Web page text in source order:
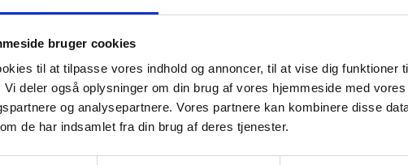
bruger cookies
til at tilpasse vores indhold og annoncer, til at vise dig funktioner
deler også oplysninger om din brug af vores hjemmeside med
og analysepartnere. Vores partnere kan kombinere disse
de har indsamlet fra din brug af deres tjenester.
og find masterclasses mm.
og
For institutioner og